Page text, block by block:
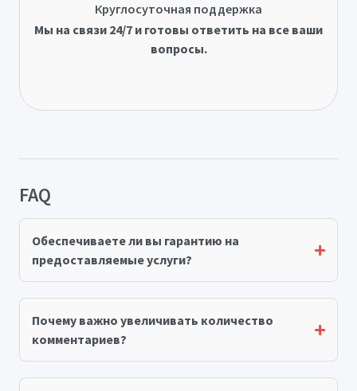
Круглосуточная поддержка
Мы на связи 24/7 и готовы ответить на все ваши
вопросы.
FAQ
Обеспечиваете ли вы гарантию на
предоставляемые услуги?
Почему важно увеличивать количество
комментариев?